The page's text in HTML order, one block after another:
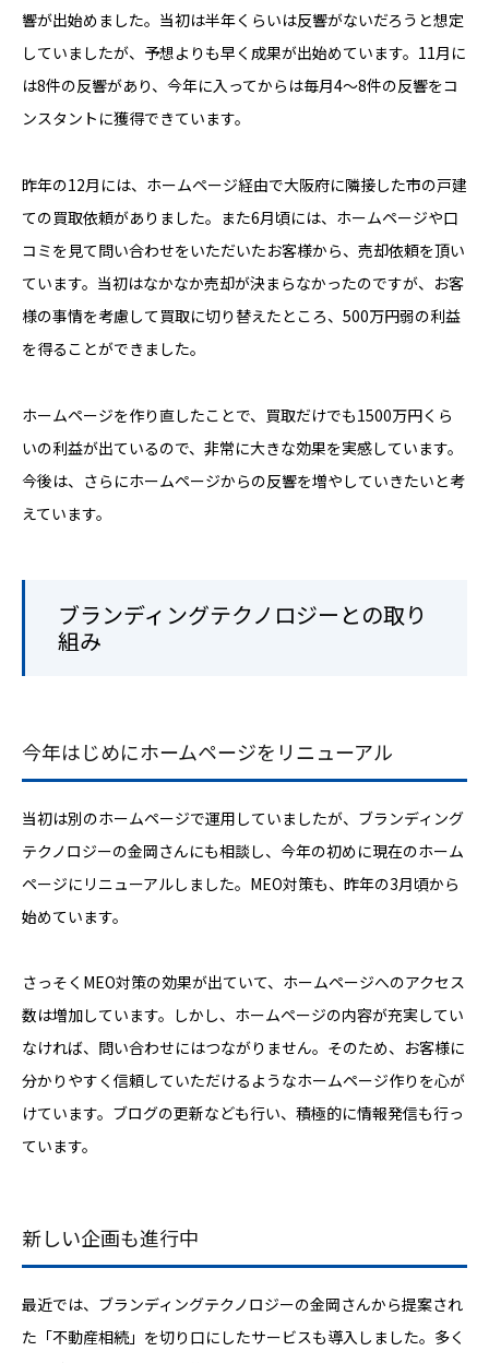
響が出始めました。当初は半年くらいは反響がないだろうと想定
していましたが、予想よりも早く成果が出始めています。11月に
は8件の反響があり、今年に入ってからは毎月4〜8件の反響をコ
ンスタントに獲得できています。
昨年の12月には、ホームページ経由で大阪府に隣接した市の戸建
ての買取依頼がありました。また6月頃には、ホームページや口
コミを見て問い合わせをいただいたお客様から、売却依頼を頂い
ています。当初はなかなか売却が決まらなかったのですが、お客
様の事情を考慮して買取に切り替えたところ、500万円弱の利益
を得ることができました。
ホームページを作り直したことで、買取だけでも1500万円くら
いの利益が出ているので、非常に大きな効果を実感しています。
今後は、さらにホームページからの反響を増やしていきたいと考
えています。
ブランディングテクノロジーとの取り
組み
今年はじめにホームページをリニューアル
当初は別のホームページで運用していましたが、ブランディング
テクノロジーの金岡さんにも相談し、今年の初めに現在のホーム
ページにリニューアルしました。MEO対策も、昨年の3月頃から
始めています。
さっそくMEO対策の効果が出ていて、ホームページへのアクセス
数は増加しています。しかし、ホームページの内容が充実してい
なければ、問い合わせにはつながりません。そのため、お客様に
分かりやすく信頼していただけるようなホームページ作りを心が
けています。ブログの更新なども行い、積極的に情報発信も行っ
ています。
新しい企画も進行中
最近では、ブランディングテクノロジーの金岡さんから提案され
た「不動産相続」を切り口にしたサービスも導入しました。多く